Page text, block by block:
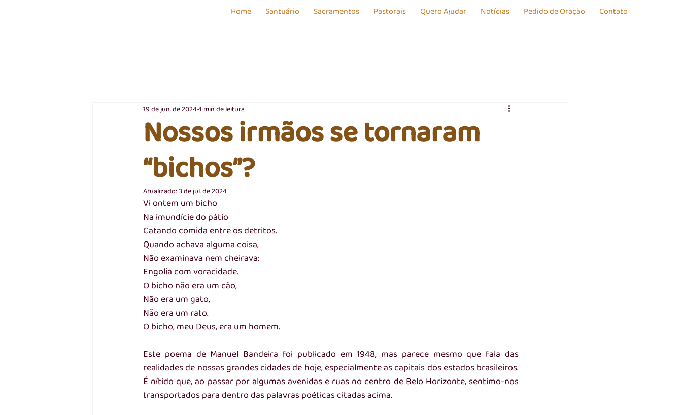
Home Santuário Sacramentos Pastorais Quero Ajudar Notícias Pedido de Oração Contato
Nossos irmãos se tornaram
“bichos”?
19 de jun. de 20244 min de leitura
Atualizado:3 de jul. de 2024
Vi ontem um bicho
Na imundície do pátio
Catando comida entre os detritos.
Quando achava alguma coisa,
Não examinava nem cheirava:
Engolia com voracidade.
O bicho não era um cão,
Não era um gato,
Não era um rato.
O bicho, meu Deus, era um homem.
Este poema de Manuel Bandeira foi publicado em 1948, mas parece mesmo que fala das
realidades de nossas grandes cidades de hoje, especialmente as capitais dos estados brasileiros.
É nítido que, ao passar por algumas avenidas e ruas no centro de Belo Horizonte, sentimo-nos
transportados para dentro das palavras poéticas citadas acima.